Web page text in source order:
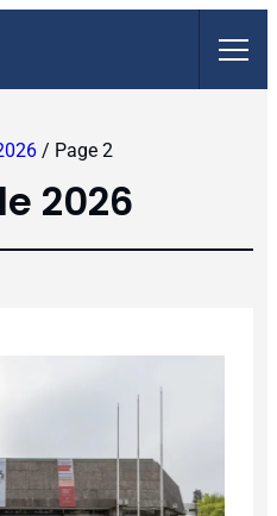
/ Page 2
2026